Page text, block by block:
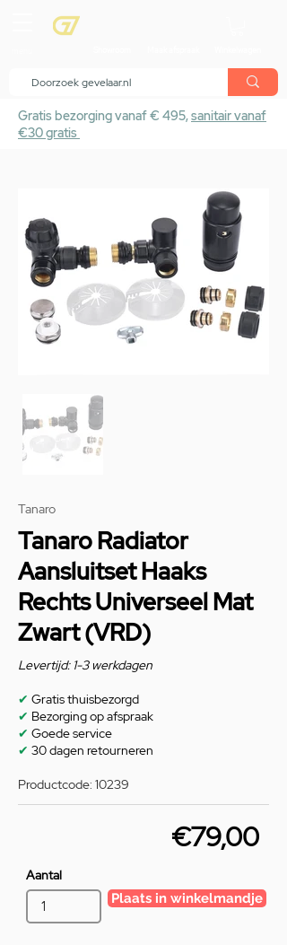
Gratis bezorging vanaf € 495,sanitair vanaf
€30 gratis
Tanaro
Tanaro Radiator
Aansluitset Haaks
Rechts Universeel Mat
Zwart (VRD)
Levertijd: 1-3 werkdagen
✔ Gratis thuisbezorgd
✔ Bezorging op afspraak
✔ Goede service
✔ 30 dagen retourneren
Productcode: 10239
€79,00
Aantal
Plaats in winkelmandje